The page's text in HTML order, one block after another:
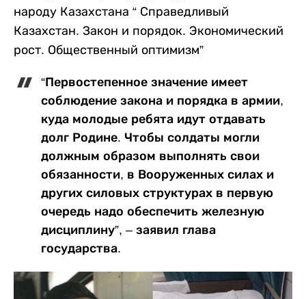
народу Казахстана “ Справедливый
Казахстан. Закон и порядок. Экономический
рост. Общественный оптимизм”
“Первостепенное значение имеет
соблюдение закона и порядка в армии,
куда молодые ребята идут отдавать
долг Родине. Чтобы солдаты могли
должным образом выполнять свои
обязанности, в Вооруженных силах и
других силовых структурах в первую
очередь надо обеспечить железную
дисциплину”, – заявил глава
государства.